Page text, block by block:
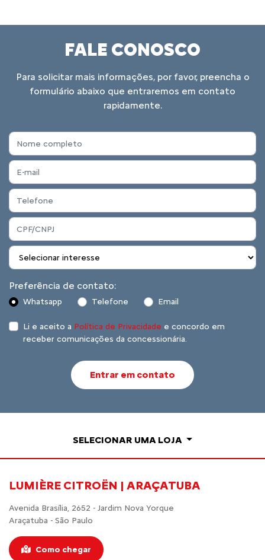
FALE CONOSCO
Para solicitar mais informações, por favor, preencha o
formulário abaixo que entraremos em contato
rapidamente.
Preferência de contato:
Whatsapp Telefone Email
Li e aceito a Política de Privacidade e concordo em
receber comunicações da concessionária.
Entrar em contato
SELECIONAR UMA LOJA
LUMIÈRE CITROËN | ARAÇATUBA
Avenida Brasília, 2652 - Jardim Nova Yorque
Araçatuba - São Paulo
Como chegar